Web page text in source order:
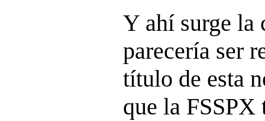
Y ahí surge la
parecería ser
título de esta
que la FSSPX